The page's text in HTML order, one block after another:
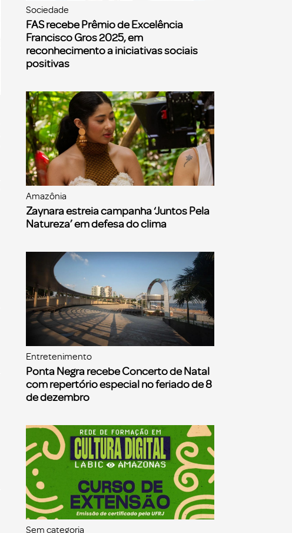
Sociedade
FAS recebe Prêmio de Excelência
Francisco Gros 2025, em
reconhecimento a iniciativas sociais
positivas
Amazônia
Zaynara estreia campanha ‘Juntos Pela
Natureza’ em defesa do clima
Entretenimento
Ponta Negra recebe Concerto de Natal
com repertório especial no feriado de 8
de dezembro
Sem categoria